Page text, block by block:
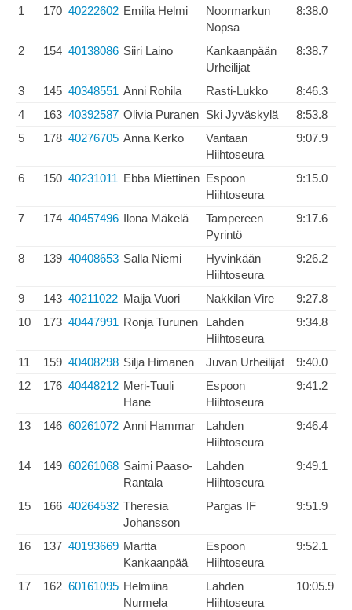
1 170 40222602 Emilia Helmi
Noormarkun
Nopsa
8:38.0
2 154 40138086 Siiri Laino
Kankaanpään
Urheilijat
8:38.7
3 145 40348551 Anni Rohila Rasti-Lukko
8:46.3
4
163 40392587 Olivia Puranen Ski Jyväskylä
8:53.8
5
178 40276705 Anna Kerko
Vantaan
Hiihtoseura
9:07.9
6 150 40231011 Ebba Miettinen Espoon
Hiihtoseura
9:15.0
7 174 40457496 Ilona Mäkelä
Tampereen
Pyrintö
9:17.6
8 139 40408653 Salla Niemi
Hyvinkään
Hiihtoseura
9:26.2
9 143 40211022 Maija Vuori Nakkilan Vire
9:27.8
10
173 40447991 Ronja Turunen
Lahden
Hiihtoseura
9:34.8
11 159 40408298 Silja Himanen Juvan Urheilijat
9:40.0
12
176 40448212 Meri-Tuuli
Hane
Espoon
Hiihtoseura
9:41.2
13 146 60261072 Anni Hammar
Lahden
Hiihtoseura
9:46.4
14 149 60261068 Saimi Paaso-
Rantala
Lahden
Hiihtoseura
9:49.1
15 166 40264532 Theresia
Johansson
Pargas IF 9:51.9
16 137 40193669 Martta
Kankaanpää
Espoon
Hiihtoseura
9:52.1
17 162 60161095 Helmiina
Nurmela
Lahden
Hiihtoseura
10:05.9